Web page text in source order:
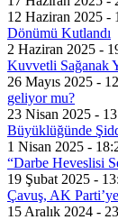
12 Haziran 2025 -
Dönümü Kutlandı
2 Haziran 2025 -
Kuvvetli Sağanak
26 Mayıs 2025 -
geliyor mu?
23 Nisan 2025 -
Büyüklüğünde
1 Nisan 2025 -
“Darbe Heveslisi
19 Şubat 2025 -
Çavuş, AK
15 Aralık 2024 -